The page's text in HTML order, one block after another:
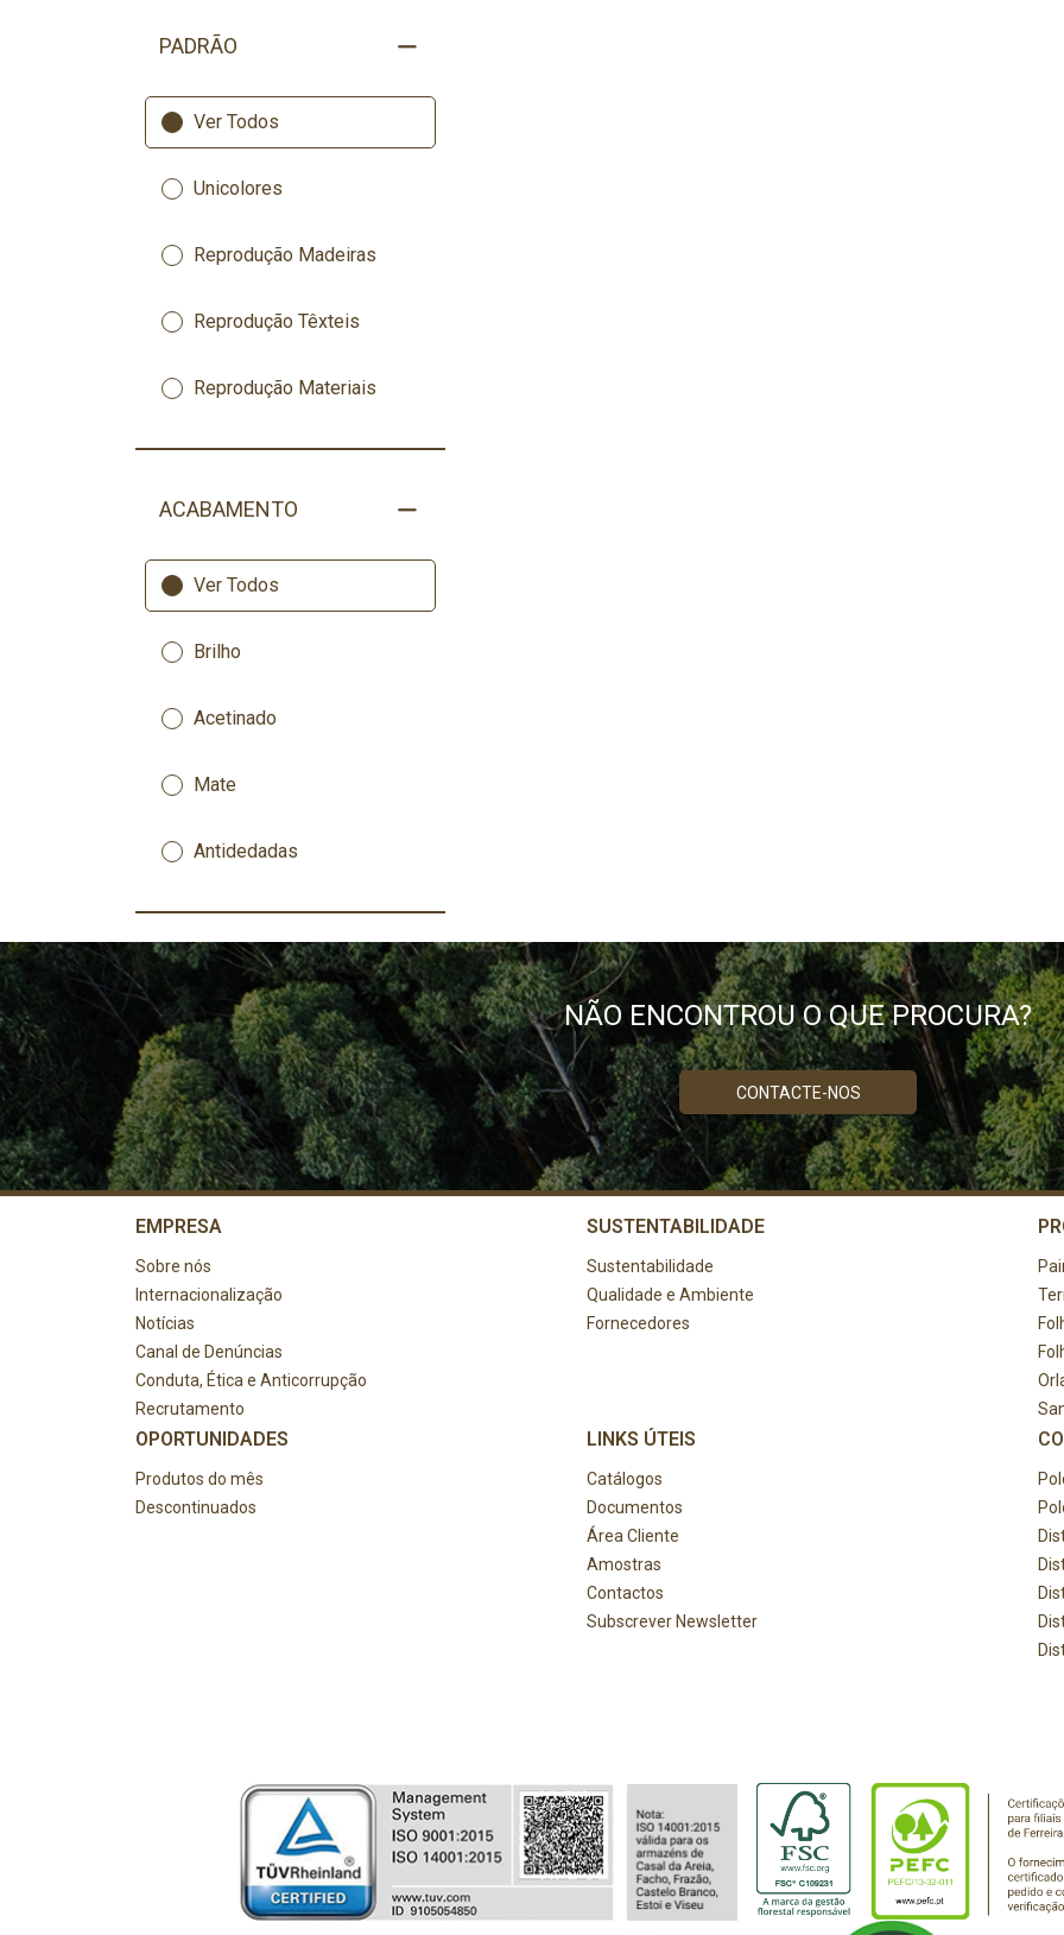
PADRÃO
Ver Todos
Unicolores
Reprodução Madeiras
Reprodução Têxteis
Reprodução Materiais
ACABAMENTO
Ver Todos
Brilho
Acetinado
Mate
Antidedadas
NÃO ENCONTROU O QUE PROCURA?
CONTACTE-NOS
EMPRESA
Sobre nós
Internacionalização
Notícias
Canal de Denúncias
Conduta, Ética e Anticorrupção
Recrutamento
SUSTENTABILIDADE
Sustentabilidade
Qualidade e Ambiente
Fornecedores
OPORTUNIDADES
Produtos do mês
Descontinuados
LINKS ÚTEIS
Catálogos
Documentos
Área Cliente
Amostras
Contactos
Subscrever Newsletter